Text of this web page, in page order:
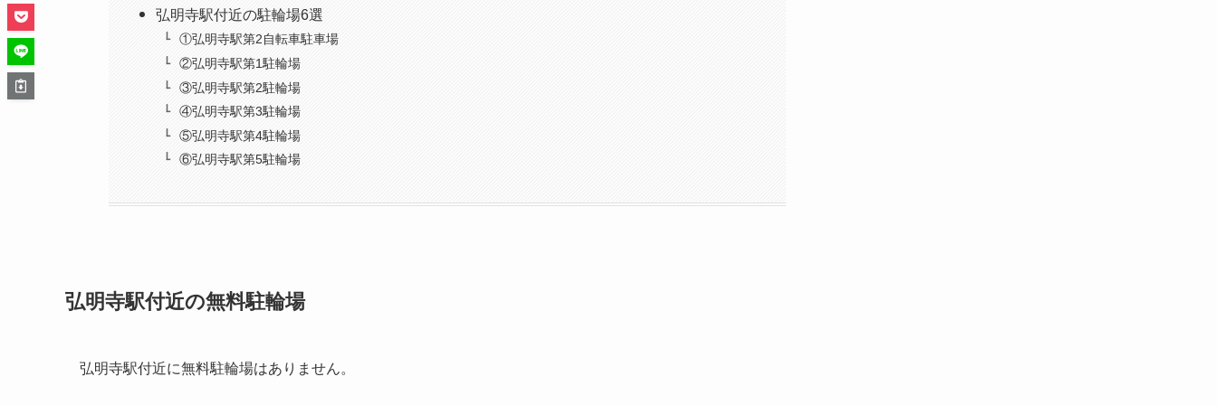
弘明寺駅付近の駐輪場6選
①弘明寺駅第2自転車駐車場
②弘明寺駅第1駐輪場
③弘明寺駅第2駐輪場
④弘明寺駅第3駐輪場
⑤弘明寺駅第4駐輪場
⑥弘明寺駅第5駐輪場
弘明寺駅付近の無料駐輪場
弘明寺駅付近に無料駐輪場はありません。